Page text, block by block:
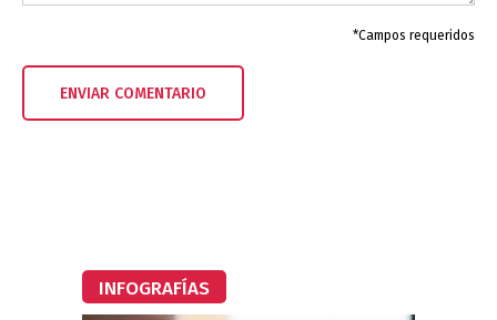
*Campos requeridos
INFOGRAFÍAS